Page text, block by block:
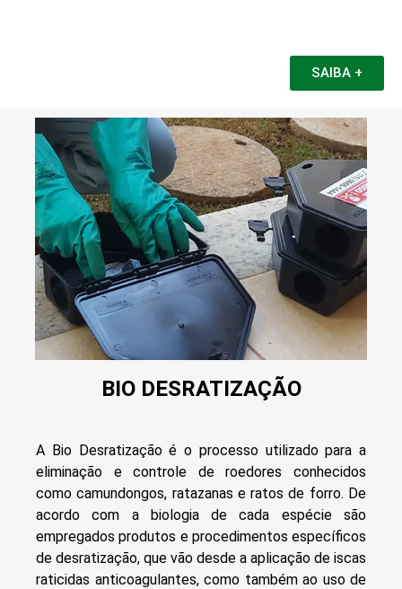
SAIBA +
BIO DESRATIZAÇÃO
A Bio Desratização é o processo utilizado para a
eliminação e controle de roedores conhecidos
como camundongos, ratazanas e ratos de forro. De
acordo com a biologia de cada espécie são
empregados produtos e procedimentos específicos
de desratização, que vão desde a aplicação de iscas
raticidas anticoagulantes, como também ao uso de